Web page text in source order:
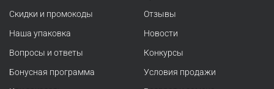
Скидки и промокоды
Наша упаковка
Вопросы и ответы
Бонусная программа
Отзывы
Новости
Конкурсы
Условия продажи